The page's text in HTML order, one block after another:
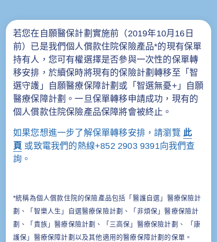
若您在自願醫保計劃實施前（2019年10月16日
前）已是我們個人償款住院保險產品*的現有保單
持有人，您可有權選擇是否參與一次性的保單轉
移安排，於續保時將現有的保險計劃轉移至「智
選守護」自願醫療保障計劃或「智選無憂+」自願
醫療保障計劃。一旦保單轉移申請成功，現有的
個人償款住院保險產品保障將會被終止。
如果您想進一步了解保單轉移安排，請瀏覽 此
頁 或致電我們的熱線+852 2903 9391向我們查
詢。
*統稱為個人償款住院的保險產品包括「醫護自選」醫療保險計
劃、「智樂人生」自選醫療保險計劃、「非煩保」醫療保險計
劃、「貴族」醫療保險計劃、「三高保」醫療保險計劃、 「康
護保」醫療保障計劃以及其他適用的醫療保障計劃的保單。